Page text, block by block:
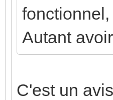
Autant
C'est un